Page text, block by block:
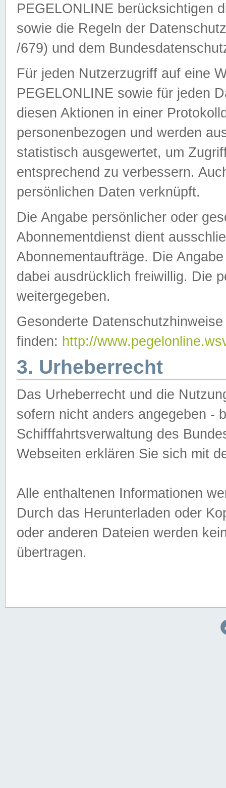
PEGELONLINE berücksichtigen
sowie die Regeln der
/679) und dem
Für jeden Nutzerzugriff auf eine
PEGELONLINE sowie für jeden
diesen Aktionen in einer
personenbezogen und werden
statistisch ausgewertet, um
entsprechend zu verbessern.
persönlichen Daten verknüpft.
Die Angabe persönlicher oder
Abonnementdienst dient
Abonnementaufträge. Die
dabei ausdrücklich freiwillig. Die
weitergegeben.
Gesonderte
finden: http://
3. Urheberrecht
Das Urheberrecht und die
sofern nicht anders angegeben -
Schifffahrtsverwaltung des
Webseiten erklären Sie sich mit
Alle enthaltenen Informationen
Durch das Herunterladen oder
oder anderen Dateien werden
übertragen.